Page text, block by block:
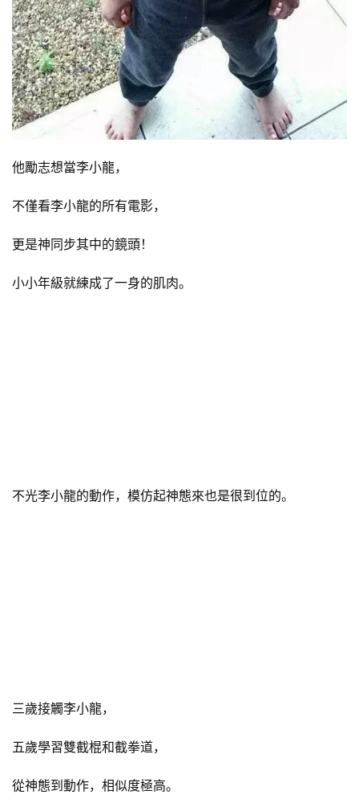
他勵志想當李小龍，
不僅看李小龍的所有電影，
更是神同步其中的鏡頭！
小小年級就練成了一身的肌肉。
不光李小龍的動作，模仿起神態來也是很到位的。
三歲接觸李小龍，
五歲學習雙截棍和截拳道，
從神態到動作，相似度極高。